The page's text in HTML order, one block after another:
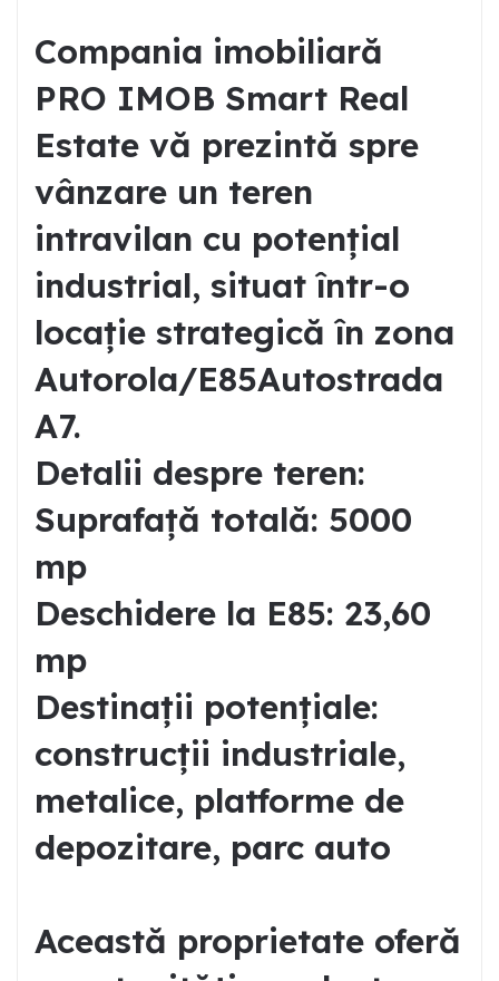
Compania imobiliară
PRO IMOB Smart Real
Estate vă prezintă spre
vânzare un teren
intravilan cu potențial
industrial, situat într-o
locație strategică în zona
Autorola/E85Autostrada
A7.
Detalii despre teren:
Suprafață totală: 5000
mp
Deschidere la E85: 23,60
mp
Destinații potențiale:
construcții industriale,
metalice, platforme de
depozitare, parc auto
Această proprietate oferă